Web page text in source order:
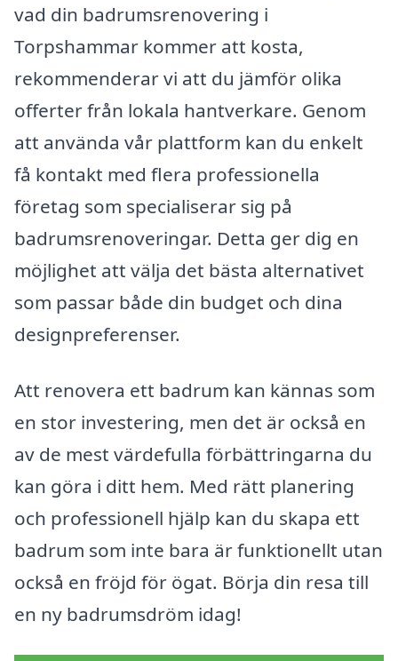
vad din badrumsrenovering i
Torpshammar kommer att kosta,
rekommenderar vi att du jämför olika
offerter från lokala hantverkare. Genom
att använda vår plattform kan du enkelt
få kontakt med flera professionella
företag som specialiserar sig på
badrumsrenoveringar. Detta ger dig en
möjlighet att välja det bästa alternativet
som passar både din budget och dina
designpreferenser.
Att renovera ett badrum kan kännas som
en stor investering, men det är också en
av de mest värdefulla förbättringarna du
kan göra i ditt hem. Med rätt planering
och professionell hjälp kan du skapa ett
badrum som inte bara är funktionellt utan
också en fröjd för ögat. Börja din resa till
en ny badrumsdröm idag!